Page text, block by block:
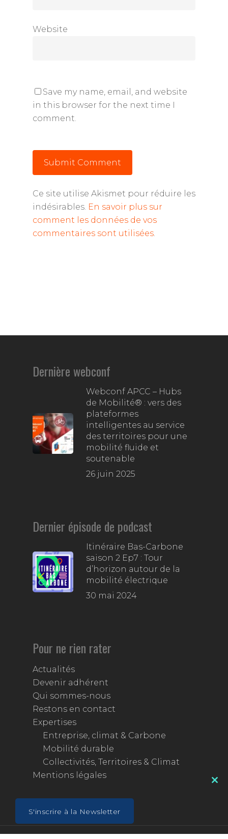
Website
Save my name, email, and website
in this browser for the next time I
comment.
Ce site utilise Akismet pour réduire les
indésirables. En savoir plus sur
comment les données de vos
commentaires sont utilisées.
Dernière webconf
Webconf APCC – Hubs
de Mobilité® : vers des
plateformes
intelligentes au service
des territoires pour une
mobilité fluide et
soutenable
26 juin 2025
Dernier épisode de podcast
Itinéraire Bas-Carbone
saison 2 Ep7 : Tour
d’horizon autour de la
mobilité électrique
30 mai 2024
Pour ne rien rater
Actualités
Devenir adhérent
Qui sommes-nous
Restons en contact
Expertises
Entreprise, climat & Carbone
Mobilité durable
Collectivités, Territoires & Climat
Mentions légales
S'inscrire à la Newsletter